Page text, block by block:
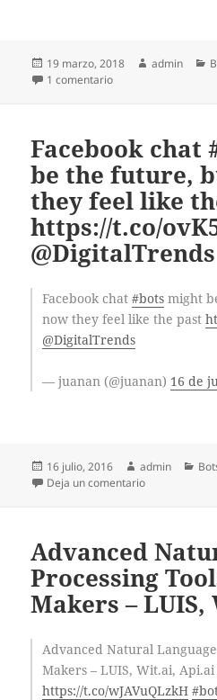
Publicado
el
19 marzo, 2018 Autor
admin
1 comentarioen IEEE Xplore,
Facebook chat
be the future,
they feel like
https://t.co/
@DigitalTrends
Facebook chat#bots might
now they feel like the past
@DigitalTrends
— juanan (@juanan) 16 de
Publicado
el
16 julio, 2016 Autor
admin
Deja un comentarioen Facebook
Advanced
Processing
Makers –
Advanced Natural
Makers – LUIS, Wit.ai,
https://t.co/wJAVuQLzkH